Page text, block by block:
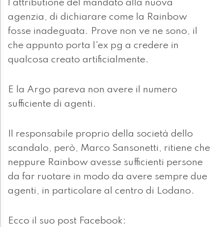
l'attributione del mandato alla nuova
agenzia, di dichiarare come la Rainbow
fosse inadeguata. Prove non ve ne sono, il
che appunto porta l'ex pg a credere in
qualcosa creato artificialmente.
E la Argo pareva non avere il numero
sufficiente di agenti.
Il responsabile proprio della società dello
scandalo, però, Marco Sansonetti, ritiene che
neppure Rainbow avesse sufficienti persone
da far ruotare in modo da avere sempre due
agenti, in particolare al centro di Lodano.
Ecco il suo post Facebook: